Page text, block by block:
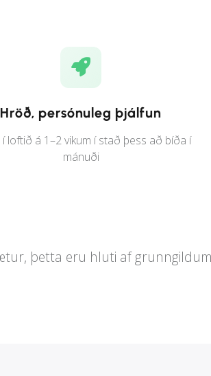
Hröð, persónuleg þjálfun
í loftið á 1–2 vikum í stað þess að bíða í
mánuði
þetta eru hluti af